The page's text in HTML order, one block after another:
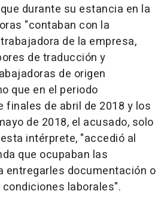
durante su estancia en la
"contaban con la
de la empresa,
de traducción y
de origen
que en el periodo
finales de abril de 2018 y los
de 2018, el acusado, solo
intérprete, "accedió al
que ocupaban las
entregarles documentación o
laborales".